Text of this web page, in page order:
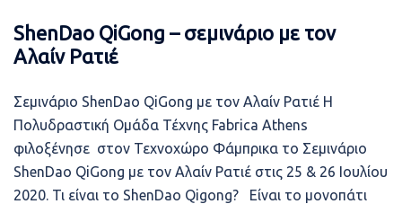
ShenDao QiGong – σεμινάριο με τον
Αλαίν Ρατιέ
Σεμινάριο ShenDao QiGong με τον Αλαίν Ρατιέ Η
Πολυδραστική Ομάδα Τέχνης Fabrica Athens
φιλοξένησε στον Τεχνοχώρο Φάμπρικα το Σεμινάριο
ShenDao QiGong με τον Αλαίν Ρατιέ στις 25 & 26 Ιουλίου
2020. Τι είναι το ShenDao Qigong? Είναι το μονοπάτι